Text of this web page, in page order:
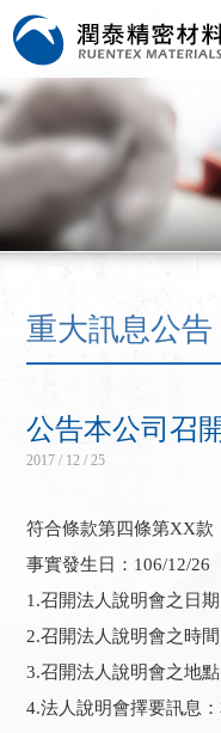
重大訊息公告
公告本公司召
2017 / 12 / 25
符合條款第四條第XX款
事實發生日：106/12/26
1.召開法人說明會之日
2.召開法人說明會之時
3.召開法人說明會之地
4.法人說明會擇要訊息